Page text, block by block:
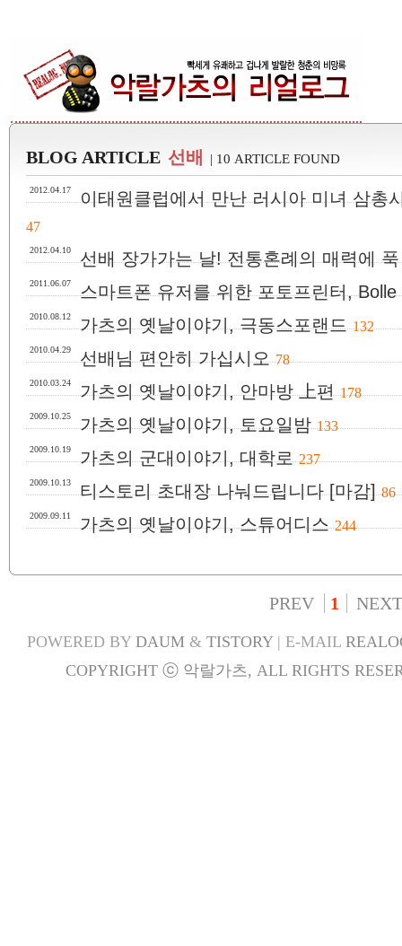
BLOG ARTICLE 선배 | 10 ARTICLE FOUND
2012.04.17 이태원클럽에서 만난 러시아 미녀 삼총
47
2012.04.10 선배 장가가는 날! 전통혼례의 매력에
2011.06.07 스마트폰 유저를 위한 포토프린터,
2010.08.12 가츠의 옛날이야기, 극동스포랜드 132
2010.04.29 선배님 편안히 가십시오 78
2010.03.24 가츠의 옛날이야기, 안마방 上편 178
2009.10.25 가츠의 옛날이야기, 토요일밤 133
2009.10.19 가츠의 군대이야기, 대학로 237
2009.10.13 티스토리 초대장 나눠드립니다 [마감] 86
2009.09.11 가츠의 옛날이야기, 스튜어디스 244
PREV 1 NEXT
POWERED BY DAUM& TISTORY| E-MAIL
COPYRIGHT ⓒ 악랄가츠, ALL RIGHTS